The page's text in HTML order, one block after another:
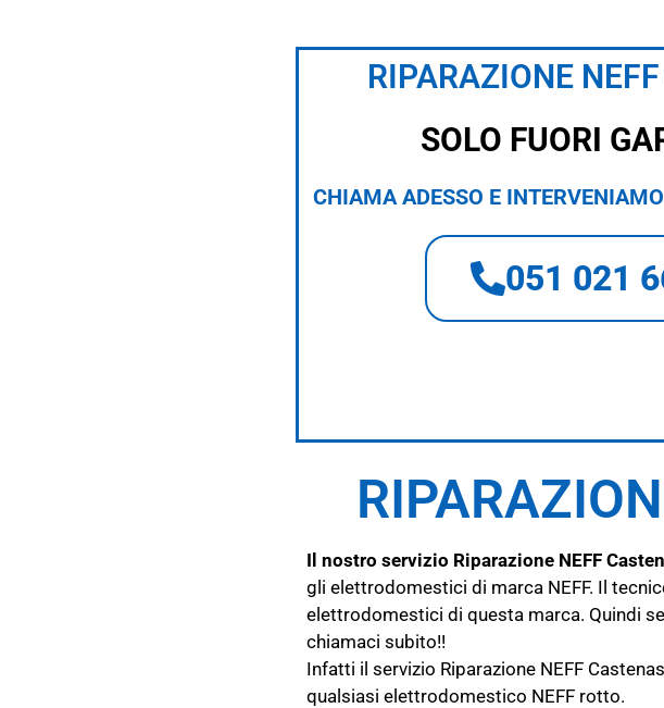
RIPARAZIONE
SOLO FUORI
CHIAMA ADESSO E
051 021
Il nostro servizio Riparazione NEFF
gli elettrodomestici di marca NEFF. Il
elettrodomestici di questa marca. Quindi
chiamaci subito!!
Infatti il servizio Riparazione NEFF
qualsiasi elettrodomestico NEFF rotto.